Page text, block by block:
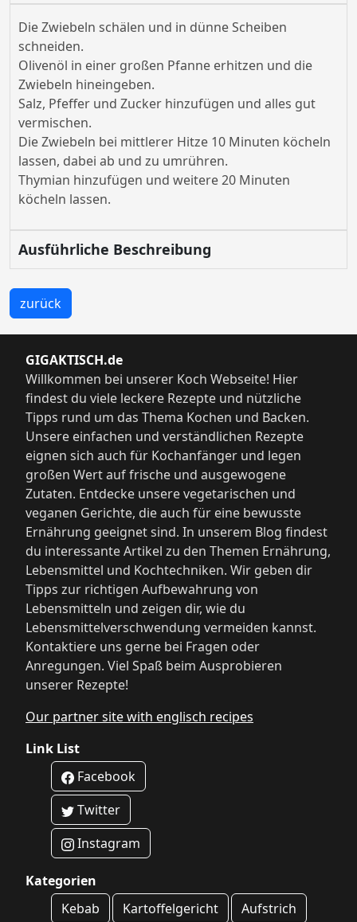
Die Zwiebeln schälen und in dünne Scheiben
schneiden.
Olivenöl in einer großen Pfanne erhitzen und die
Zwiebeln hineingeben.
Salz, Pfeffer und Zucker hinzufügen und alles gut
vermischen.
Die Zwiebeln bei mittlerer Hitze 10 Minuten köcheln
lassen, dabei ab und zu umrühren.
Thymian hinzufügen und weitere 20 Minuten
köcheln lassen.
Ausführliche Beschreibung
zurück
GIGAKTISCH.de
Willkommen bei unserer Koch Webseite! Hier
findest du viele leckere Rezepte und nützliche
Tipps rund um das Thema Kochen und Backen.
Unsere einfachen und verständlichen Rezepte
eignen sich auch für Kochanfänger und legen
großen Wert auf frische und ausgewogene
Zutaten. Entdecke unsere vegetarischen und
veganen Gerichte, die auch für eine bewusste
Ernährung geeignet sind. In unserem Blog findest
du interessante Artikel zu den Themen Ernährung,
Lebensmittel und Kochtechniken. Wir geben dir
Tipps zur richtigen Aufbewahrung von
Lebensmitteln und zeigen dir, wie du
Lebensmittelverschwendung vermeiden kannst.
Kontaktiere uns gerne bei Fragen oder
Anregungen. Viel Spaß beim Ausprobieren
unserer Rezepte!
Our partner site with englisch recipes
Link List
Facebook
Twitter
Instagram
Kategorien
Kebab
Kartoffelgericht
Aufstrich